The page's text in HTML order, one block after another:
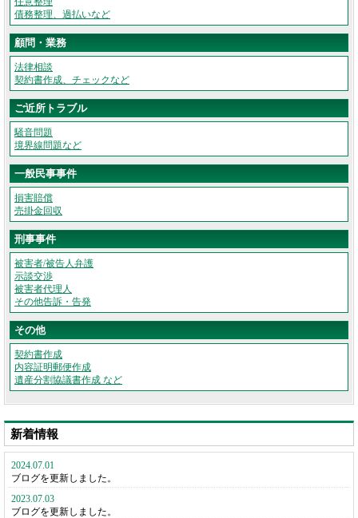
債務整理、過払いなど
顧問・業務
法律相談
契約書作成、チェックなど
ご近所トラブル
騒音問題
境界線問題など
一般民事事件
損害賠償
売掛金回収
刑事事件
被害者/被告人弁護
示談交渉
被害者代理人
その他告訴・告発
その他
契約書作成
内容証明郵便作成
遺産分割協議書作成 など
新着情報
2024.07.01
ブログを更新しました。
2023.07.03
ブログを更新しました。